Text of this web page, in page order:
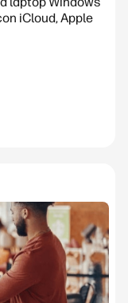
iCloud, Apple